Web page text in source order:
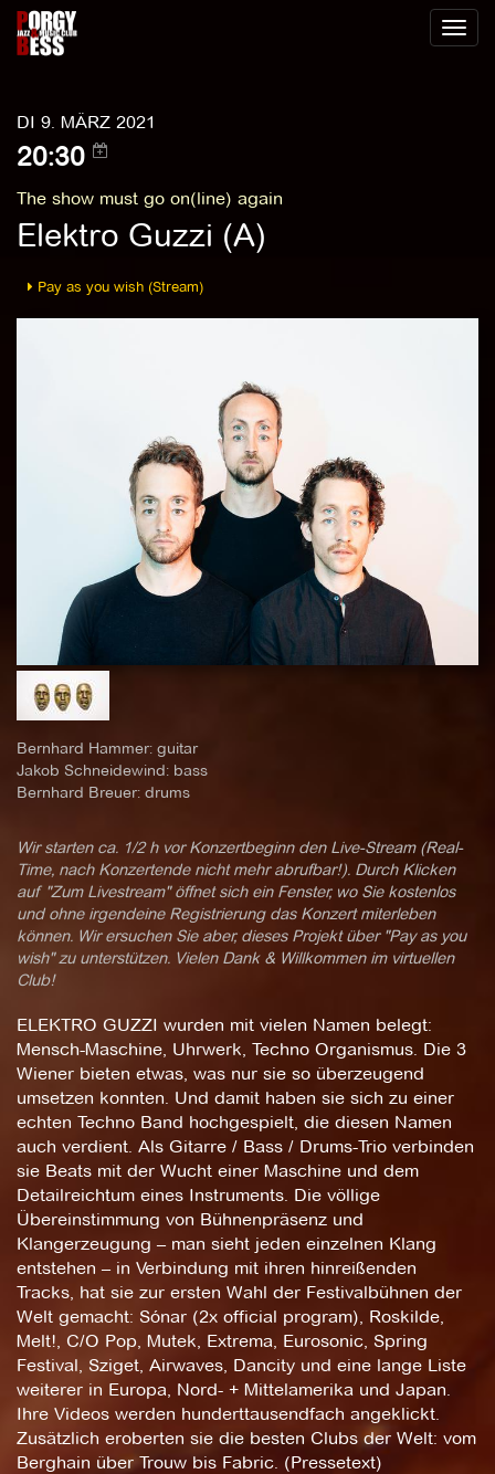
Toggle
DI 9. MÄRZ 2021
20:30
The show must go on(line) again
Elektro Guzzi (A)
Pay as you wish (Stream)
Bernhard Hammer: guitar
Jakob Schneidewind: bass
Bernhard Breuer: drums
Wir starten ca. 1/2 h vor Konzertbeginn den Live-Stream (Real-
Time, nach Konzertende nicht mehr abrufbar!). Durch Klicken
auf "Zum Livestream" öffnet sich ein Fenster, wo Sie kostenlos
und ohne irgendeine Registrierung das Konzert miterleben
können. Wir ersuchen Sie aber, dieses Projekt über "Pay as you
wish" zu unterstützen. Vielen Dank & Willkommen im virtuellen
Club!
ELEKTRO GUZZI wurden mit vielen Namen belegt:
Mensch-Maschine, Uhrwerk, Techno Organismus. Die 3
Wiener bieten etwas, was nur sie so überzeugend
umsetzen konnten. Und damit haben sie sich zu einer
echten Techno Band hochgespielt, die diesen Namen
auch verdient. Als Gitarre / Bass / Drums-Trio verbinden
sie Beats mit der Wucht einer Maschine und dem
Detailreichtum eines Instruments. Die völlige
Übereinstimmung von Bühnenpräsenz und
Klangerzeugung – man sieht jeden einzelnen Klang
entstehen – in Verbindung mit ihren hinreißenden
Tracks, hat sie zur ersten Wahl der Festivalbühnen der
Welt gemacht: Sónar (2x official program), Roskilde,
Melt!, C/O Pop, Mutek, Extrema, Eurosonic, Spring
Festival, Sziget, Airwaves, Dancity und eine lange Liste
weiterer in Europa, Nord- + Mittelamerika und Japan.
Ihre Videos werden hunderttausendfach angeklickt.
Zusätzlich eroberten sie die besten Clubs der Welt: vom
Berghain über Trouw bis Fabric. (Pressetext)